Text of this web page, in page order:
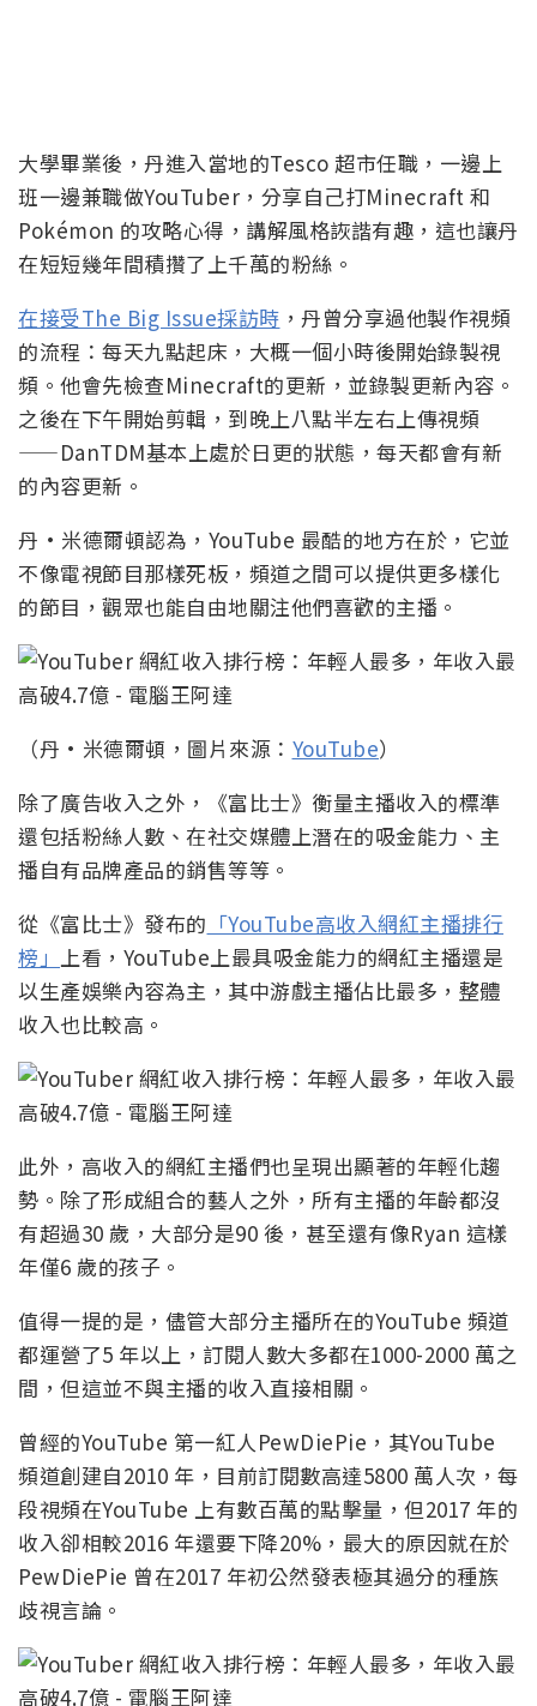
大學畢業後，丹進入當地的Tesco 超市任職，一邊上
班一邊兼職做YouTuber，分享自己打Minecraft 和
Pokémon 的攻略心得，講解風格詼諧有趣，這也讓丹
在短短幾年間積攢了上千萬的粉絲。
在接受The Big Issue採訪時 ，丹曾分享過他製作視頻
的流程：每天九點起床，大概一個小時後開始錄製視
頻。他會先檢查Minecraft的更新，並錄製更新內容。
之後在下午開始剪輯，到晚上八點半左右上傳視頻
——DanTDM基本上處於日更的狀態，每天都會有新
的內容更新。
丹·米德爾頓認為，YouTube 最酷的地方在於，它並
不像電視節目那樣死板，頻道之間可以提供更多樣化
的節目，觀眾也能自由地關注他們喜歡的主播。
（丹·米德爾頓，圖片來源： YouTube）
除了廣告收入之外，《富比士》衡量主播收入的標準
還包括粉絲人數、在社交媒體上潛在的吸金能力、主
播自有品牌產品的銷售等等。
從《富比士》發布的 「YouTube高收入網紅主播排行
榜」 上看，YouTube上最具吸金能力的網紅主播還是
以生產娛樂內容為主，其中游戲主播佔比最多，整體
收入也比較高。
此外，高收入的網紅主播們也呈現出顯著的年輕化趨
勢。除了形成組合的藝人之外，所有主播的年齡都沒
有超過30 歲，大部分是90 後，甚至還有像Ryan 這樣
年僅6 歲的孩子。
值得一提的是，儘管大部分主播所在的YouTube 頻道
都運營了5 年以上，訂閱人數大多都在1000-2000 萬之
間，但這並不與主播的收入直接相關。
曾經的YouTube 第一紅人PewDiePie，其YouTube
頻道創建自2010 年，目前訂閱數高達5800 萬人次，每
段視頻在YouTube 上有數百萬的點擊量，但2017 年的
收入卻相較2016 年還要下降20%，最大的原因就在於
PewDiePie 曾在2017 年初公然發表極其過分的種族
歧視言論。